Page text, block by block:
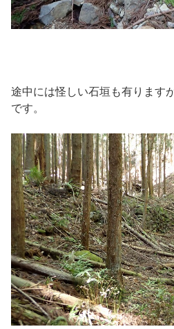
途中には怪しい石垣も有ります
です。